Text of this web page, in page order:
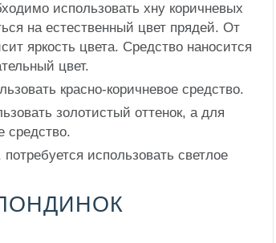
использовать хну коричневых
на естественный цвет прядей. От
яркость цвета. Средство наносится
цвет.
красно-коричневое средство.
золотистый оттенок, а для
средство.
использовать светлое